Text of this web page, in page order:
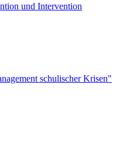
und Intervention
schulischer Krisen"